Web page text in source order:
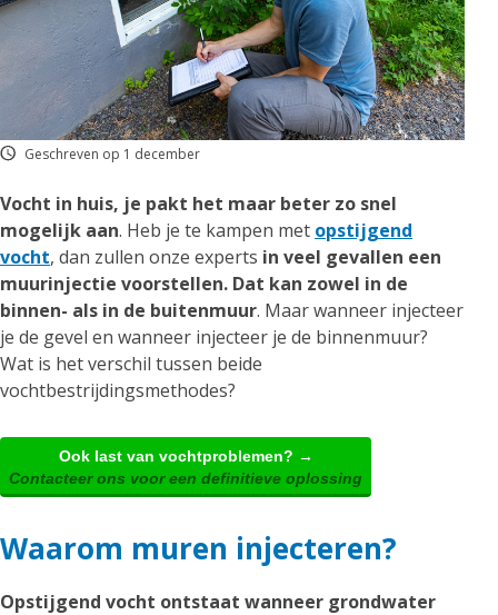
Geschreven op 1 december
Vocht in huis, je pakt het maar beter zo snel
mogelijk aan. Heb je te kampen met opstijgend
vocht, dan zullen onze experts in veel gevallen een
muurinjectie voorstellen. Dat kan zowel in de
binnen- als in de buitenmuur. Maar wanneer injecteer
je de gevel en wanneer injecteer je de binnenmuur?
Wat is het verschil tussen beide
vochtbestrijdingsmethodes?
Ook last van vochtproblemen? →
Contacteer ons voor een definitieve oplossing
Waarom muren injecteren?
Opstijgend vocht ontstaat wanneer grondwater